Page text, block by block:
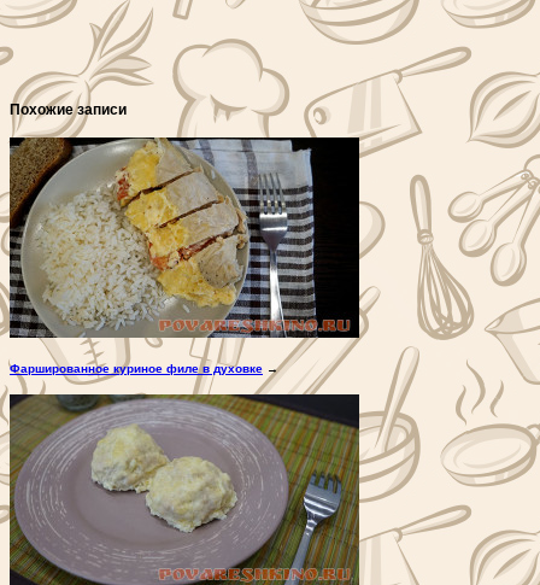
Похожие записи
Фаршированное куриное филе в духовке →